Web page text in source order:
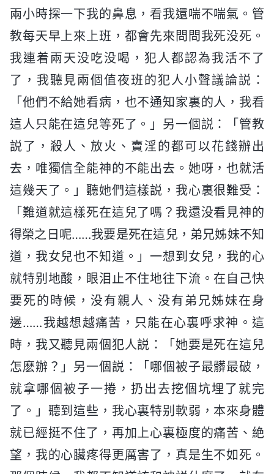
兩小時探一下我的鼻息，看我還喘不喘氣。管
教每天早上來上班，都會先來問問我死没死。
我連着兩天没吃没喝，犯人都認為我活不了
了，我聽見兩個值夜班的犯人小聲議論説：
「他們不給她看病，也不通知家裏的人，我看
這人只能在這兒等死了。」另一個説：「管教
説了，殺人、放火、賣淫的都可以花錢辦出
去，唯獨信全能神的不能出去。她呀，也就活
這幾天了。」聽她們這樣説，我心裏很難受：
「難道就這樣死在這兒了嗎？我還没看見神的
得榮之日呢……我要是死在這兒，弟兄姊妹不知
道，我女兒也不知道。」一想到女兒，我的心
就特别地酸，眼泪止不住地往下流。在自己快
要死的時候，没有親人、没有弟兄姊妹在身
邊……我越想越痛苦，只能在心裏呼求神。這
時，我又聽見兩個犯人説：「她要是死在這兒
怎麽辦？」另一個説：「哪個被子最髒最破，
就拿哪個被子一捲，扔出去挖個坑埋了就完
了。」聽到這些，我心裏特别軟弱，本來身體
就已經挺不住了，再加上心裏極度的痛苦、絶
望，我的心臟疼得更厲害了，真是生不如死。